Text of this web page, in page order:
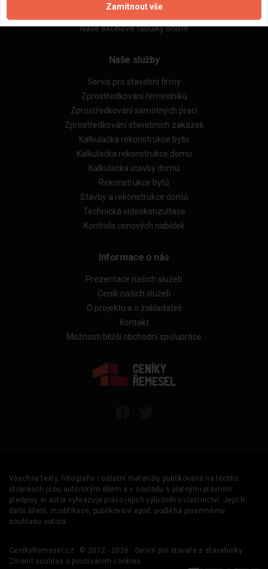
Naše excelové tabulky online
Naše služby
Servis pro stavební firmy
Zprostředkování řemeslníků
Zprostředkování samotných prací
Zprostředkování stavebních zakázek
Kalkulačka rekonstrukce bytu
Kalkulačka rekonstrukce domu
Kalkulačka stavby domu
Rekonstrukce bytů
Stavby a rekonstrukce domů
Technická videokonzultace
Kontrola cenových nabídek
Informace o nás
Prezentace našich služeb
Ceník našich služeb
O projektu a o zakladateli
Kontakt
Možnosti bližší obchodní spolupráce
Všechny texty, fotografie i ostatní materiály publikované na těchto
stránkách jsou autorským dílem a v souladu s platnými právními
předpisy si autor vyhrazuje právo jejich výlučného vlastnictví. Jejich
další šíření, modifikace, publikování apod. podléhá písemnému
souhlasu autora.
CenikyRemesel.cz © 2012 - 2026
Servis pro stavaře a stavebníky
Změnit souhlas s používáním cookies
Zamítnout vše